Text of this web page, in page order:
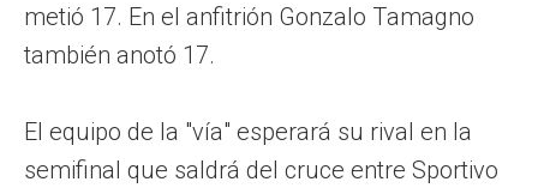
metió 17. En el anfitrión Gonzalo Tamagno
también anotó 17.
El equipo de la "vía" esperará su rival en la
semifinal que saldrá del cruce entre Sportivo